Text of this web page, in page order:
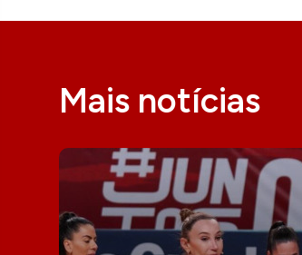
Mais notícias